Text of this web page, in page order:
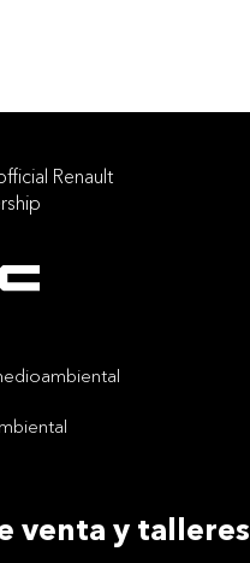
Renault
venta y talleres